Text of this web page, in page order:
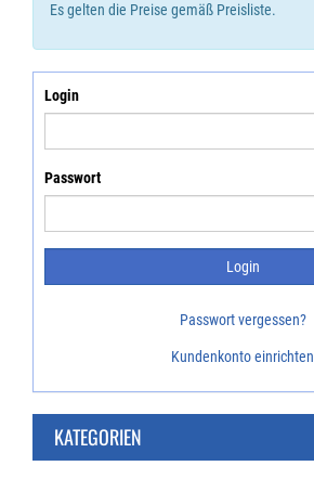
Es gelten die Preise gemäß Preisliste.
Login
Passwort
Passwort vergessen?
Kundenkonto einrichten
KATEGORIEN